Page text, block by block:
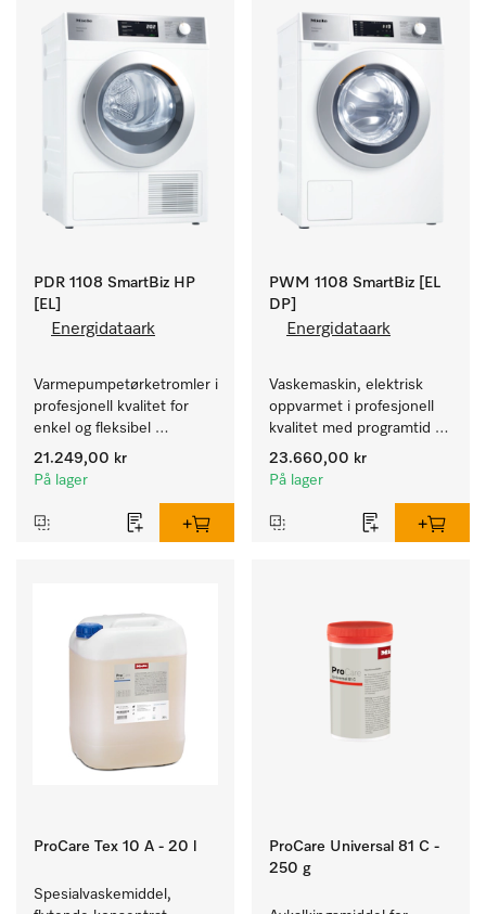
PDR 1108 SmartBiz HP
[EL]
Energidataark
Varmepumpetørketromler i
profesjonell kvalitet for
enkel og fleksibel
montering uten
utluftningsrør.
21.249,00 kr
På lager
PWM 1108 SmartBiz [EL
DP]
Energidataark
Vaskemaskin, elektrisk
oppvarmet i profesjonell
kvalitet med programtid
på 79 min, for enkel
oppstilling.
23.660,00 kr
På lager
ProCare Tex 10 A - 20 l
Spesialvaskemiddel,
ProCare Universal 81 C -
250 g